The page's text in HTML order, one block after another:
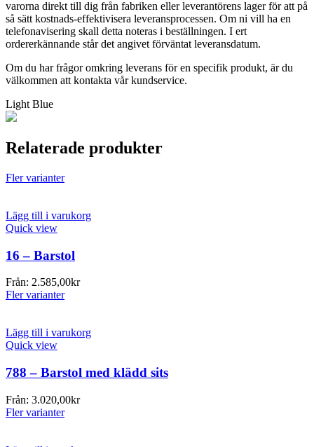
varorna direkt till dig från fabriken eller leverantörens lager för att på
så sätt kostnads-effektivisera leveransprocessen. Om ni vill ha en
telefonavisering skall detta noteras i beställningen. I ert
ordererkännande står det angivet förväntat leveransdatum.
Om du har frågor omkring leverans för en specifik produkt, är du
välkommen att kontakta vår kundservice.
Light Blue
Relaterade produkter
Fler varianter
Lägg till i varukorg
Quick view
16 – Barstol
Från: 2.585,00kr
Fler varianter
Lägg till i varukorg
Quick view
788 – Barstol med klädd sits
Från: 3.020,00kr
Fler varianter